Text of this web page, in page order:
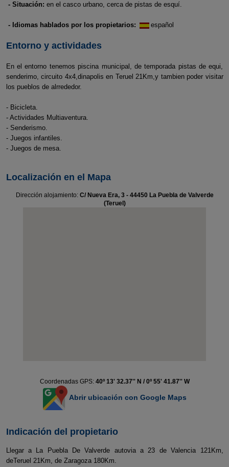
- Situación: en el casco urbano, cerca de pistas de esquí.
- Idiomas hablados por los propietarios: español
Entorno y actividades
En el entorno tenemos piscina municipal, de temporada pistas de equi,
senderimo, circuito 4x4,dinapolis en Teruel 21Km,y tambien poder visitar
los pueblos de alrrededor.
- Bicicleta.
- Actividades Multiaventura.
- Senderismo.
- Juegos infantiles.
- Juegos de mesa.
Localización en el Mapa
Dirección alojamiento: C/ Nueva Era, 3 - 44450 La Puebla de Valverde
(Teruel)
Coordenadas GPS: 40º 13' 32.37'' N / 0º 55' 41.87'' W
Abrir ubicación con Google Maps
Indicación del propietario
Llegar a La Puebla De Valverde autovia a 23 de Valencia 121Km,
deTeruel 21Km, de Zaragoza 180Km.